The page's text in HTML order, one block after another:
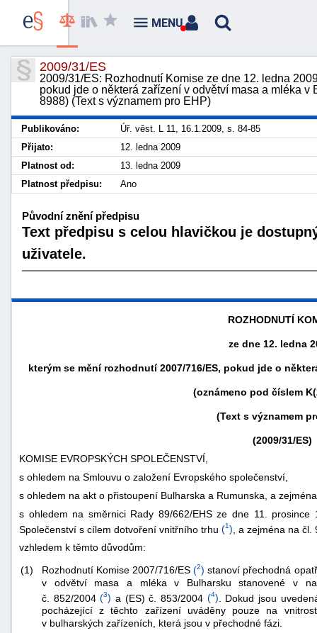
2009/31/ES
2009/31/ES: Rozhodnutí Komise ze dne 12. ledna
pokud jde o některá zařízení v odvětví masa a mléka
8988) (Text s významem pro EHP)
Publikováno:
Úř. věst. L 11, 16.1.2009, s. 84-85
Přijato:
12. ledna 2009
Platnost od:
13. ledna 2009
Platnost předpisu:
Ano
Původní znění předpisu
Text předpisu s celou hlavičkou je
uživatele.
ROZHODNUTÍ
ze dne 12. ledna
kterým se mění rozhodnutí 2007/716/ES, pokud jde o
(oznámeno pod číslem
(Text s významem
(2009/31/ES)
KOMISE EVROPSKÝCH SPOLEČENSTVÍ,
s ohledem na Smlouvu o založení Evropského společenství,
s ohledem na akt o přistoupení Bulharska a Rumunska, a
s ohledem na směrnici Rady 89/662/EHS ze dne 11.
Společenství s cílem dotvoření vnitřního trhu (1) , a zejména na
vzhledem k těmto důvodům:
(1)
Rozhodnutí Komise 2007/716/ES (2) stanoví přechodná
v odvětví masa a mléka v Bulharsku stanovené v
č. 852/2004(3) a (ES) č. 853/2004 (4) . Dokud jsou
pocházející z těchto zařízení uváděny pouze na
v bulharských zařízeních, která jsou v přechodné fázi.
MENU
náhrady
škody